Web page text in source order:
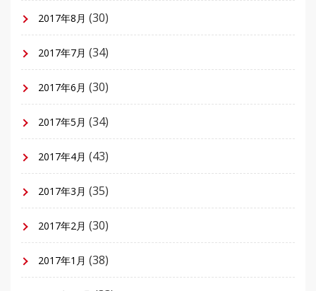
2017年8月 (30)
2017年7月 (34)
2017年6月 (30)
2017年5月 (34)
2017年4月 (43)
2017年3月 (35)
2017年2月 (30)
2017年1月 (38)